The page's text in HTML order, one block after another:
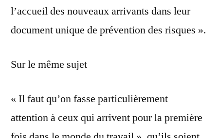
l’accueil des nouveaux arrivants dans leur
document unique de prévention des risques ».
Sur le même sujet
« Il faut qu’on fasse particulièrement
attention à ceux qui arrivent pour la première